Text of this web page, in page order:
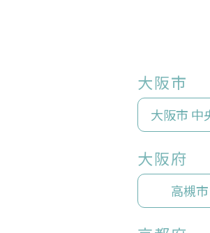
大阪市
大阪市 中
大阪府
高槻市